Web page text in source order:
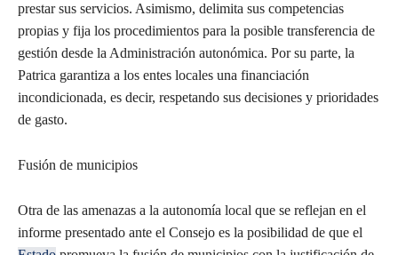
prestar sus servicios. Asimismo, delimita sus competencias
propias y fija los procedimientos para la posible transferencia de
gestión desde la Administración autonómica. Por su parte, la
Patrica garantiza a los entes locales una financiación
incondicionada, es decir, respetando sus decisiones y prioridades
de gasto.
Fusión de municipios
Otra de las amenazas a la autonomía local que se reflejan en el
informe presentado ante el Consejo es la posibilidad de que el